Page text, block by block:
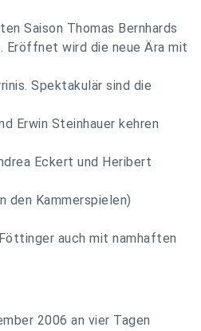
Saison Thomas Bernhards
Eröffnet wird die neue Ära mit
Spektakulär sind die
Erwin Steinhauer kehren
Eckert und Heribert
den Kammerspielen)
auch mit namhaften
2006 an vier Tagen